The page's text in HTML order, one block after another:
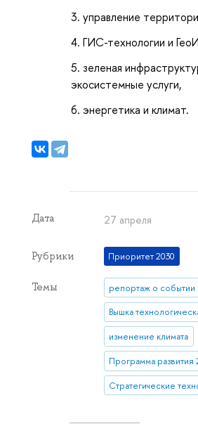
управление
ГИС-технологии и
зеленая
экосистемные услуги,
энергетика и климат.
Дата 27 апреля
Рубрики Приоритет 2030
Темы репортаж о событии
Вышка
изменение климата
Программа развития
Стратегические